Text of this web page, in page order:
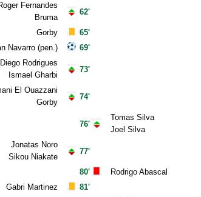
Fernandes
Bruma
Gorby
Navarro (pen.)
Diego Rodrigues
Ismael Gharbi
El Ouazzani
Gorby
Jonatas Noro
Sikou Niakate
Gabri Martinez
62'
65'
69'
73'
74'
76'
77'
80'
81'
Tomas Silva
Joel Silva
Rodrigo Abascal